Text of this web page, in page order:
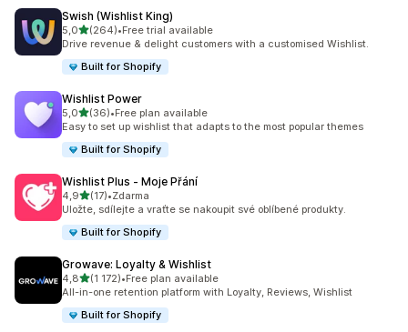
Swish (Wishlist King)
5,0z 5 hvězd
(264)
Celkový počet recenzí: 264
•Free trial available
Drive revenue & delight customers with a customised Wishlist.
Built for Shopify
Wishlist Power
5,0z 5 hvězd
(36)
Celkový počet recenzí: 36
•Free plan available
Easy to set up wishlist that adapts to the most popular themes
Built for Shopify
Wishlist Plus ‑ Moje Přání
4,9z 5 hvězd
(17)
Celkový počet recenzí: 17
•Zdarma
Uložte, sdílejte a vraťte se nakoupit své oblíbené produkty.
Built for Shopify
Growave: Loyalty & Wishlist
4,8z 5 hvězd
(1 172)
Celkový počet recenzí: 1172
•Free plan available
All-in-one retention platform with Loyalty, Reviews, Wishlist
Built for Shopify